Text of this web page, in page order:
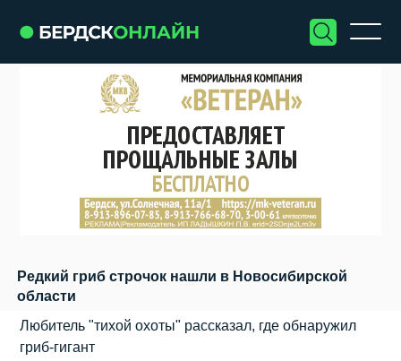
Редкий гриб строчок нашли в Новосибирской
области
Любитель "тихой охоты" рассказал, где обнаружил
гриб-гигант